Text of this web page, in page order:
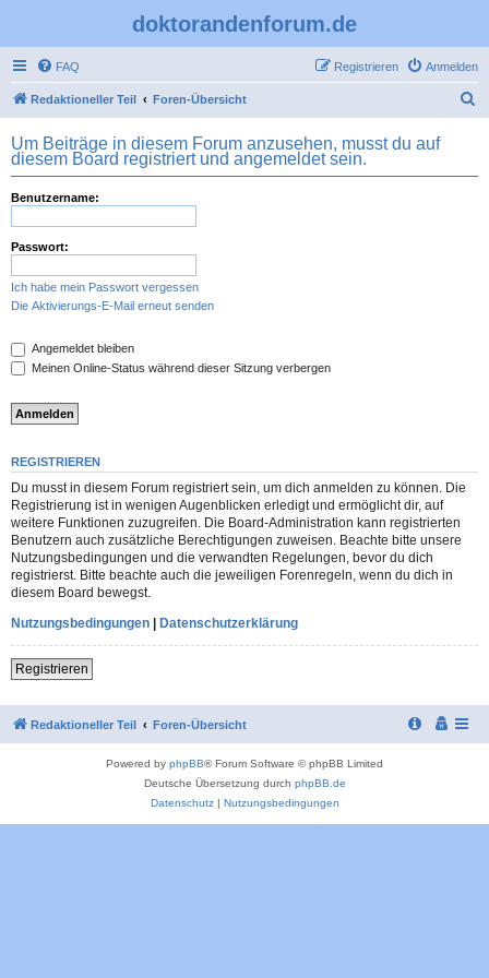
doktorandenforum.de
FAQ Anmelden
Registrieren
Redaktioneller Teil Foren-Übersicht
h
Um Beiträge in diesem Forum anzusehen, musst du auf
diesem Board registriert und angemeldet sein.
Benutzername:
Passwort:
Ich habe mein Passwort vergessen
Die Aktivierungs-E-Mail erneut senden
Angemeldet bleiben
Meinen Online-Status während dieser Sitzung verbergen
REGISTRIEREN
Du musst in diesem Forum registriert sein, um dich anmelden zu können. Die
Registrierung ist in wenigen Augenblicken erledigt und ermöglicht dir, auf
weitere Funktionen zuzugreifen. Die Board-Administration kann registrierten
Benutzern auch zusätzliche Berechtigungen zuweisen. Beachte bitte unsere
Nutzungsbedingungen und die verwandten Regelungen, bevor du dich
registrierst. Bitte beachte auch die jeweiligen Forenregeln, wenn du dich in
diesem Board bewegst.
Nutzungsbedingungen | Datenschutzerklärung
Registrieren
Redaktioneller Teil Foren-Übersicht
Powered by phpBB® Forum Software © phpBB Limited
Deutsche Übersetzung durch phpBB.de
Datenschutz| Nutzungsbedingungen